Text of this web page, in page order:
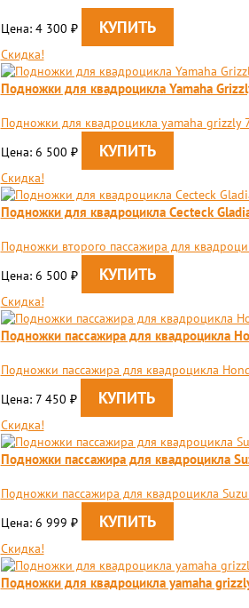
Цена: 4 300 ₽
Скидка!
Подножки для квадроцикла Yamaha
Подножки для квадроцикла yamaha grizzly
Цена: 6 500 ₽
Скидка!
Подножки для квадроцикла Сecteck
Подножки второго пассажира для
Цена: 6 500 ₽
Скидка!
Подножки пассажира для квадроцикла
Подножки пассажира для квадроцикла
Цена: 7 450 ₽
Скидка!
Подножки пассажира для квадроцикла
Подножки пассажира для квадроцикла
Цена: 6 999 ₽
Скидка!
Подножки для квадроцикла yamaha